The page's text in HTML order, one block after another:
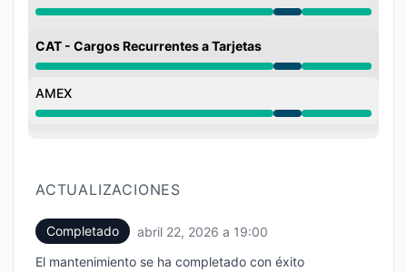
Mantenimiento de 5:00 PM a 7:00 PM
CAT - Cargos Recurrentes a Tarjetas
Mantenimiento de 5:00 PM a 7:00 PM
AMEX
Mantenimiento de 5:00 PM a 7:00 PM
ACTUALIZACIONES
Completado abril 22, 2026 a 19:00
El mantenimiento se ha completado con éxito